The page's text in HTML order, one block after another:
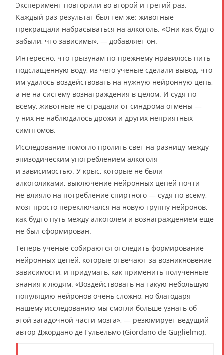
Эксперимент повторили во второй и третий раз.
Каждый раз результат был тем же: животные
прекращали набрасываться на алкоголь. «Они как будто
забыли, что зависимы», — добавляет он.
Интересно, что грызунам по-прежнему нравилось пить
подслащённую воду, из чего учёные сделали вывод, что
им удалось воздействовать на нужную нейронную цепь,
а не на систему вознаграждения в целом. И судя по
всему, животные не страдали от синдрома отмены —
у них не наблюдалось дрожи и других неприятных
симптомов.
Исследование помогло пролить свет на разницу между
эпизодическим употреблением алкоголя
и зависимостью. У крыс, которые не были
алкоголиками, выключение нейронных цепей почти
не влияло на потребление спиртного — судя по всему,
мозг просто переключался на новую группу нейронов,
как будто путь между алкоголем и вознаграждением ещё
не был сформирован.
Теперь учёные собираются отследить формирование
нейронных цепей, которые отвечают за возникновение
зависимости, и придумать, как применить полученные
знания к людям. «Воздействовать на такую небольшую
популяцию нейронов очень сложно, но благодаря
нашему исследованию мы смогли больше узнать об
этой загадочной части мозга», — резюмирует ведущий
автор Джордано де Гульельмо (Giordano de Guglielmo).